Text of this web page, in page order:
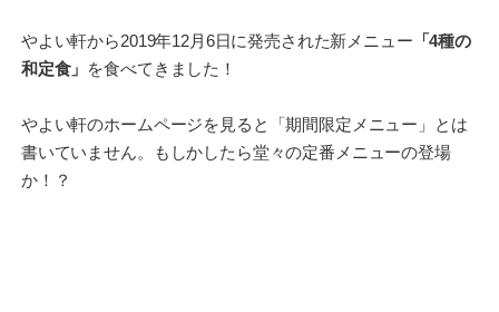
やよい軒から2019年12月6日に発売された新メニュー 「4種の
和定食」 を食べてきました！
やよい軒のホームページを見ると「期間限定メニュー」とは
書いていません。もしかしたら堂々の定番メニューの登場
か！？